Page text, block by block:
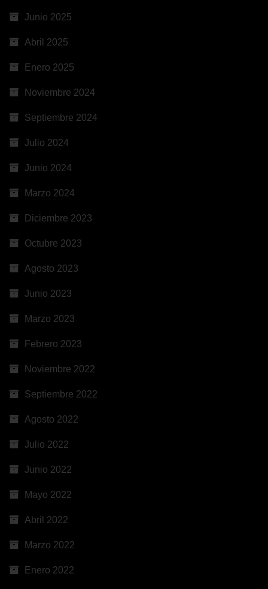
Junio 2025
Abril 2025
Enero 2025
Noviembre 2024
Septiembre 2024
Julio 2024
Junio 2024
Marzo 2024
Diciembre 2023
Octubre 2023
Agosto 2023
Junio 2023
Marzo 2023
Febrero 2023
Noviembre 2022
Septiembre 2022
Agosto 2022
Julio 2022
Junio 2022
Mayo 2022
Abril 2022
Marzo 2022
Enero 2022